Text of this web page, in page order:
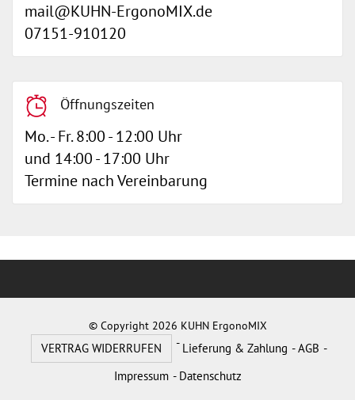
mail@KUHN-ErgonoMIX.de
07151-910120
Öffnungszeiten
Mo. - Fr. 8:00 - 12:00 Uhr
und 14:00 - 17:00 Uhr
Termine nach Vereinbarung
© Copyright 2026 KUHN ErgonoMIX
VERTRAG WIDERRUFEN Lieferung & Zahlung
AGB
Impressum
Datenschutz